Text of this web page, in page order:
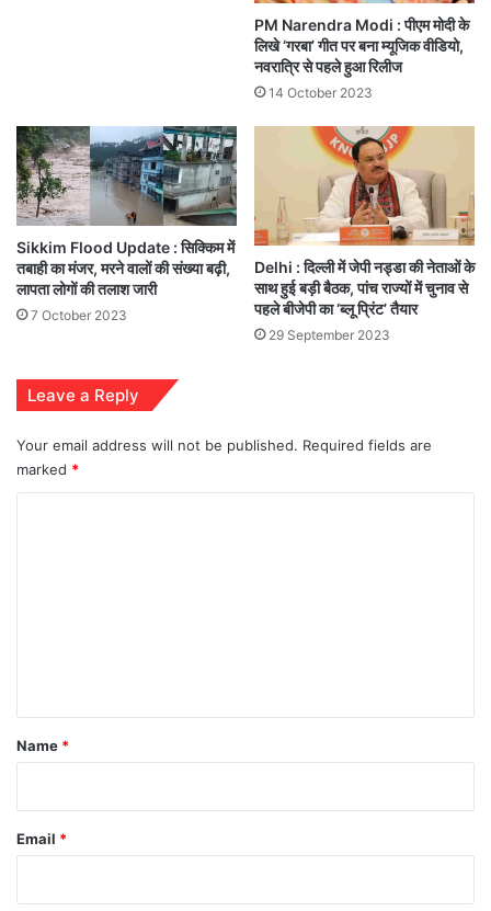
PM Narendra Modi : पीएम मोदी के
लिखे ‘गरबा’ गीत पर बना म्यूजिक वीडियो,
नवरात्रि से पहले हुआ रिलीज
14 October 2023
Sikkim Flood Update : सिक्किम में
तबाही का मंजर, मरने वालों की संख्या बढ़ी,
लापता लोगों की तलाश जारी
7 October 2023
Delhi : दिल्ली में जेपी नड्डा की नेताओं के
साथ हुई बड़ी बैठक, पांच राज्यों में चुनाव से
पहले बीजेपी का ‘ब्लू प्रिंट’ तैयार
29 September 2023
Leave a Reply
Your email address will not be published. Required fields are
marked *
*
Name *
Email *